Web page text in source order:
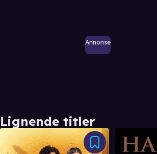
Annonse
Lignende titler